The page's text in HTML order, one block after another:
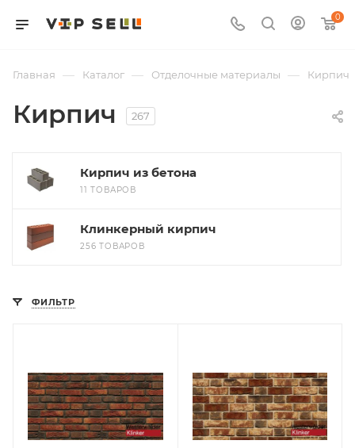
0
Главная — Каталог — Отделочные материалы — Кирпич
Кирпич 267
Кирпич из бетона
11 ТОВАРОВ
Клинкерный кирпич
256 ТОВАРОВ
ФИЛЬТР